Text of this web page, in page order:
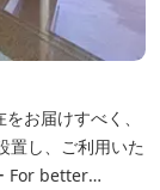
お届けすべく、
置し、ご利用いた